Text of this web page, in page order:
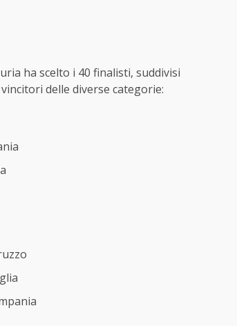
ha scelto i 40 finalisti, suddivisi
delle diverse categorie: